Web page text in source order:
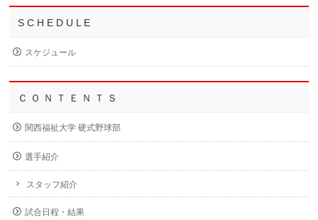
S C H E D U L E
スケジュール
Ｃ Ｏ Ｎ Ｔ Ｅ Ｎ Ｔ Ｓ
関西福祉大学 硬式野球部
選手紹介
スタッフ紹介
試合日程・結果